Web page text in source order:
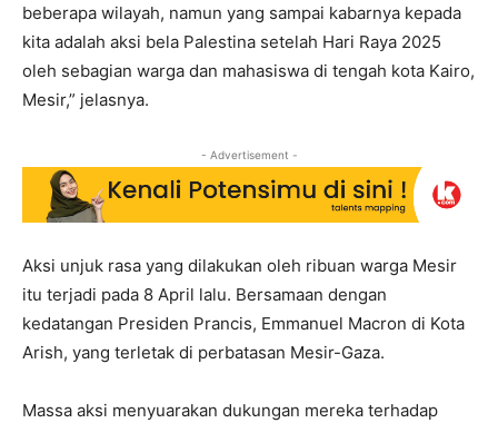
beberapa wilayah, namun yang sampai kabarnya kepada
kita adalah aksi bela Palestina setelah Hari Raya 2025
oleh sebagian warga dan mahasiswa di tengah kota Kairo,
Mesir,” jelasnya.
- Advertisement -
Aksi unjuk rasa yang dilakukan oleh ribuan warga Mesir
itu terjadi pada 8 April lalu. Bersamaan dengan
kedatangan Presiden Prancis, Emmanuel Macron di Kota
Arish, yang terletak di perbatasan Mesir-Gaza.
Massa aksi menyuarakan dukungan mereka terhadap